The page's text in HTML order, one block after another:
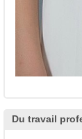
Du travail